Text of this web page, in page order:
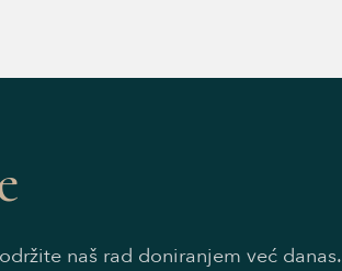
naš rad doniranjem već danas.